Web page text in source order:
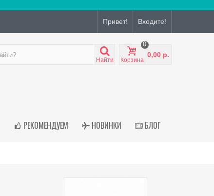
Привет! Входите!
Найти Корзина
0
0,00 р.
РЕКОМЕНДУЕМ НОВИНКИ БЛОГ